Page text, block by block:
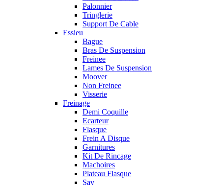
Palonnier
Tringlerie
Support De Cable
Essieu
Bague
Bras De Suspension
Freinee
Lames De Suspension
Moover
Non Freinee
Visserie
Freinage
Demi Coquille
Ecarteur
Flasque
Frein A Disque
Garnitures
Kit De Rincage
Machoires
Plateau Flasque
Sav